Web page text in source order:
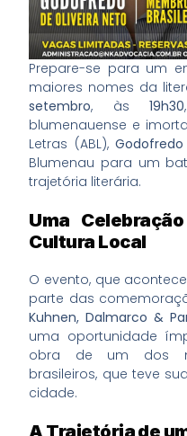
Prepare-se para um
maiores nomes da
setembro, às 19h30
blumenauense e
Letras (ABL),
Blumenau para um
trajetória literária.
Uma
Cultura Local
O evento, que
parte das
Kuhnen, Dalmarco &
uma oportunidade
obra de um dos
brasileiros, que teve
cidade.